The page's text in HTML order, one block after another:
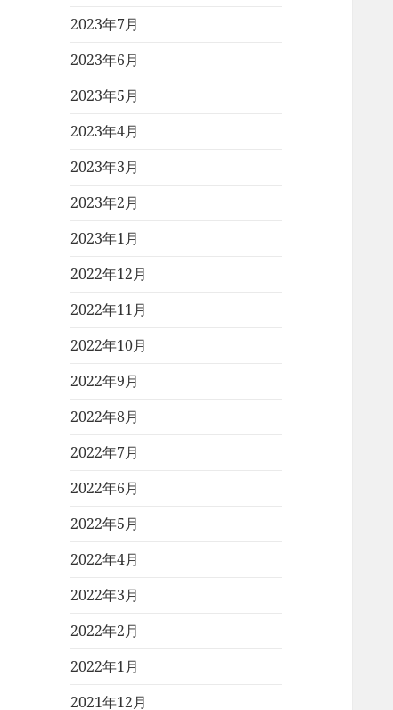
2023年7月
2023年6月
2023年5月
2023年4月
2023年3月
2023年2月
2023年1月
2022年12月
2022年11月
2022年10月
2022年9月
2022年8月
2022年7月
2022年6月
2022年5月
2022年4月
2022年3月
2022年2月
2022年1月
2021年12月